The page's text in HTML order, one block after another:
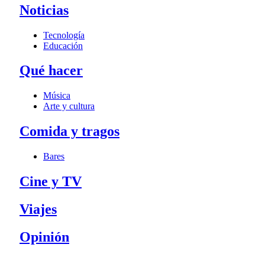
Noticias
Tecnología
Educación
Qué hacer
Música
Arte y cultura
Comida y tragos
Bares
Cine y TV
Viajes
Opinión